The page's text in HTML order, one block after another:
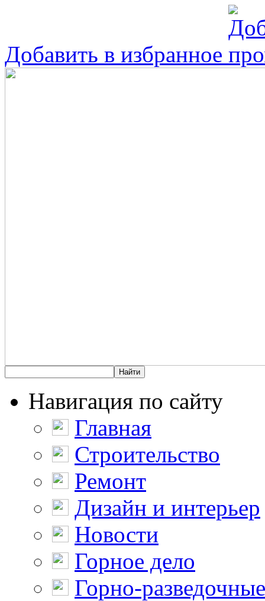
Добавить в избранное
Навигация по сайту
Главная
Строительство
Ремонт
Дизайн и интерьер
Новости
Горное дело
Горно-